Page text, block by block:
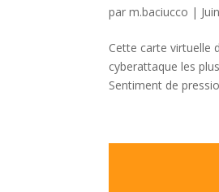
parm.baciucco |
Cette carte virtuelle
cyberattaque les
Sentiment de